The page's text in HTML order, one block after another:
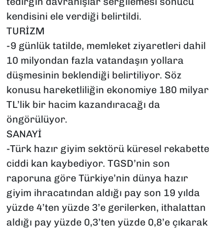
kendisini ele verdiği belirtildi.
TURİZM
-9 günlük tatilde, memleket ziyaretleri dahil
10 milyondan fazla vatandaşın yollara
düşmesinin beklendiği belirtiliyor. Söz
konusu hareketliliğin ekonomiye 180 milyar
TL’lik bir hacim kazandıracağı da
öngörülüyor.
SANAYİ
-Türk hazır giyim sektörü küresel rekabette
ciddi kan kaybediyor. TGSD’nin son
raporuna göre Türkiye’nin dünya hazır
giyim ihracatından aldığı pay son 19 yılda
yüzde 4’ten yüzde 3’e gerilerken, ithalattan
aldığı pay yüzde 0,3’ten yüzde 0,8’e çıkarak